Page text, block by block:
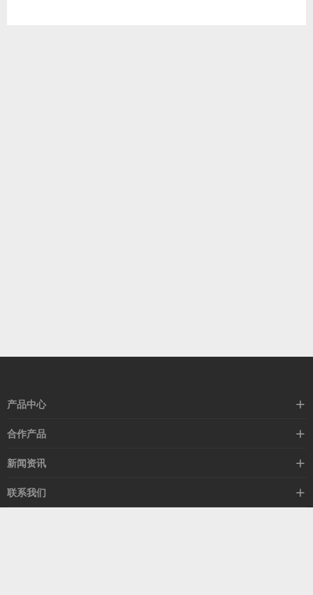
产品中心
高速线缆
以太网交换机
合作产品
希捷硬盘
新闻资讯
行业动态
技术视角
联系我们